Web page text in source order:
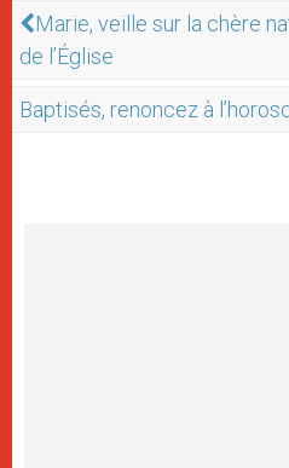
Marie, veille sur la chère
de l’Église
Baptisés, renoncez à